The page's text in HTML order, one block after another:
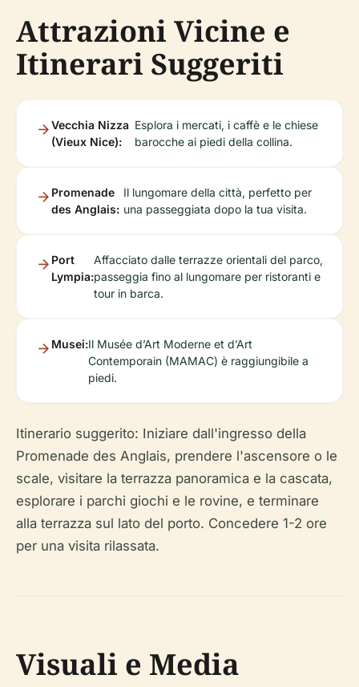
Attrazioni Vicine e
Itinerari Suggeriti
Vecchia Nizza
(Vieux Nice):
Esplora i mercati, i caffè e le chiese
barocche ai piedi della collina.
Promenade
des Anglais:
Il lungomare della città, perfetto per
una passeggiata dopo la tua visita.
Port
Lympia:
Affacciato dalle terrazze orientali del parco,
passeggia fino al lungomare per ristoranti e
tour in barca.
Musei:Il Musée d’Art Moderne et d’Art
Contemporain (MAMAC) è raggiungibile a
piedi.
Itinerario suggerito: Iniziare dall'ingresso della
Promenade des Anglais, prendere l'ascensore o le
scale, visitare la terrazza panoramica e la cascata,
esplorare i parchi giochi e le rovine, e terminare
alla terrazza sul lato del porto. Concedere 1-2 ore
per una visita rilassata.
Visuali e Media